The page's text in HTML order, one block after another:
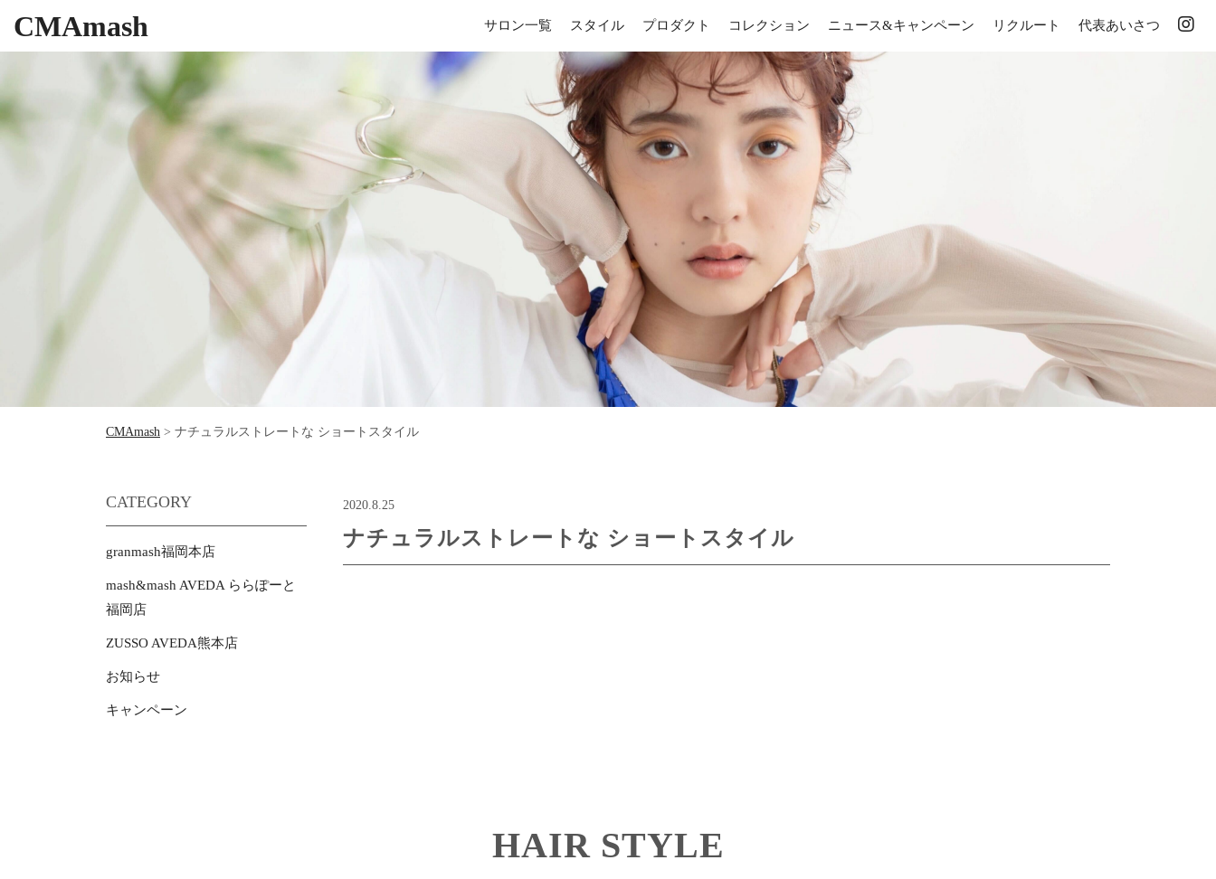
CMAmash サロン一覧 スタイル プロダクト コレクション ニュース&キャンペーン リクルート 代表あいさつ
CMAmash > ナチュラルストレートな ショートスタイル
CATEGORY
granmash福岡本店
mash&mash AVEDA ららぽーと
福岡店
ZUSSO AVEDA熊本店
お知らせ
キャンペーン
2020.8.25
ナチュラルストレートな ショートスタイル
HAIR STYLE